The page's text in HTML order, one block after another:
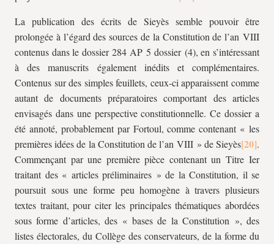
La publication des écrits de Sieyès semble pouvoir être
prolongée à l’égard des sources de la Constitution de l’an VIII
contenus dans le dossier 284 AP 5 dossier (4), en s’intéressant
à des manuscrits également inédits et complémentaires.
Contenus sur des simples feuillets, ceux-ci apparaissent comme
autant de documents préparatoires comportant des articles
envisagés dans une perspective constitutionnelle. Ce dossier a
été annoté, probablement par Fortoul, comme contenant « les
premières idées de la Constitution de l’an VIII » de Sieyès
.
Commençant par une première pièce contenant un Titre Ier
traitant des « articles préliminaires » de la Constitution, il se
poursuit sous une forme peu homogène à travers plusieurs
textes traitant, pour citer les principales thématiques abordées
sous forme d’articles, des « bases de la Constitution », des
listes électorales, du Collège des conservateurs, de la forme du